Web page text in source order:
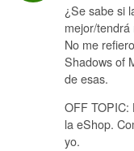
¿Se sabe si
mejor/
No me
Shadows of
de esas.
OFF TOPIC:
la eShop.
yo.